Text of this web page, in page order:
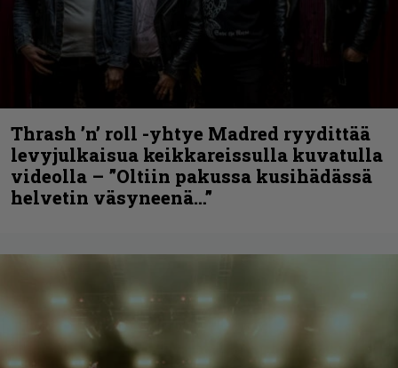
Thrash ’n’ roll -yhtye Madred ryydittää
levyjulkaisua keikkareissulla kuvatulla
videolla – ”Oltiin pakussa kusihädässä
helvetin väsyneenä…”